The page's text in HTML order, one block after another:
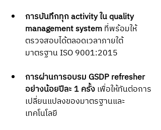
การบันทึกทุก activity ใน quality
management system ที่พร้อมให้
ตรวจสอบได้ตลอดเวลาภายใต้
มาตรฐาน ISO 9001:2015
การผ่านการอบรม GSDP refresher
อย่างน้อยปีละ 1 ครั้ง เพื่อให้ทันต่อการ
เปลี่ยนแปลงของมาตรฐานและ
เทคโนโลยี